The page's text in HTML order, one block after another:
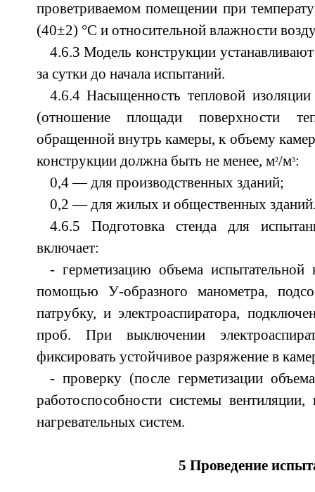
проветриваемом помещении при
(40±2) °С и относительной влажности
4.6.3 Модель конструкции
за сутки до начала испытаний.
4.6.4 Насыщенность тепловой
(отношение площади поверхности
обращенной внутрь камеры, к объему
конструкции должна быть не менее, м2/м3:
0,4 — для производственных зданий;
0,2 — для жилых и общественных
4.6.5 Подготовка стенда для
включает:
- герметизацию объема
помощью У-образного манометра,
патрубку, и электроаспиратора,
проб. При выключении
фиксировать устойчивое разряжение в
- проверку (после герметизации
работоспособности системы
нагревательных систем.
5 Проведение